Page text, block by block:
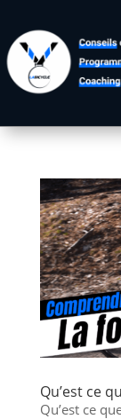
Qu’est ce
Qu’est ce